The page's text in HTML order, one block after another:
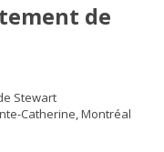
de
Stewart
Catherine, Montréal